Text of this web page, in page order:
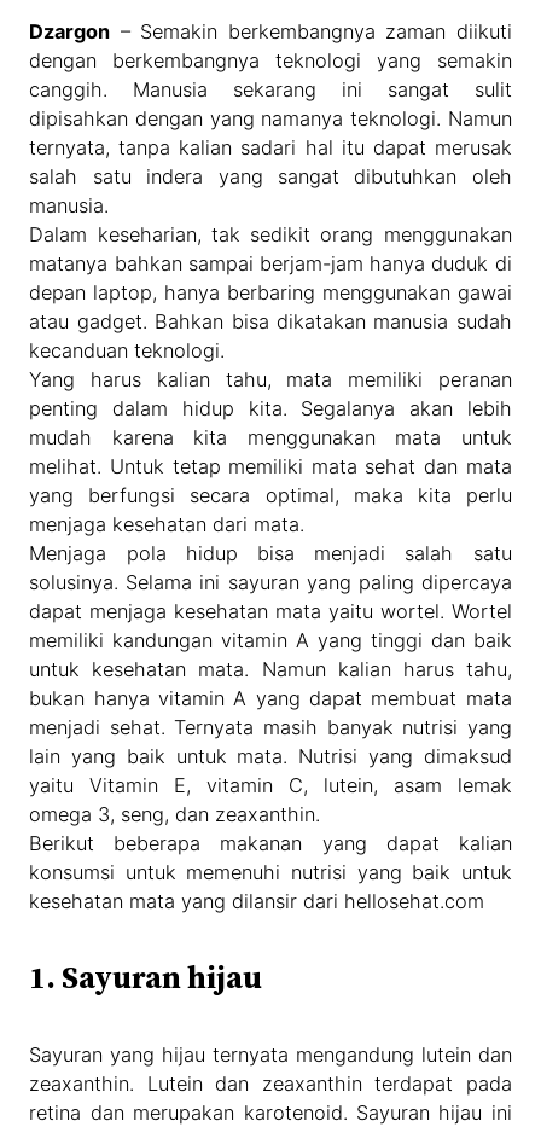
Dzargon – Semakin berkembangnya zaman diikuti
dengan berkembangnya teknologi yang semakin
canggih. Manusia sekarang ini sangat sulit
dipisahkan dengan yang namanya teknologi. Namun
ternyata, tanpa kalian sadari hal itu dapat merusak
salah satu indera yang sangat dibutuhkan oleh
manusia.
Dalam keseharian, tak sedikit orang menggunakan
matanya bahkan sampai berjam-jam hanya duduk di
depan laptop, hanya berbaring menggunakan gawai
atau gadget. Bahkan bisa dikatakan manusia sudah
kecanduan teknologi.
Yang harus kalian tahu, mata memiliki peranan
penting dalam hidup kita. Segalanya akan lebih
mudah karena kita menggunakan mata untuk
melihat. Untuk tetap memiliki mata sehat dan mata
yang berfungsi secara optimal, maka kita perlu
menjaga kesehatan dari mata.
Menjaga pola hidup bisa menjadi salah satu
solusinya. Selama ini sayuran yang paling dipercaya
dapat menjaga kesehatan mata yaitu wortel. Wortel
memiliki kandungan vitamin A yang tinggi dan baik
untuk kesehatan mata. Namun kalian harus tahu,
bukan hanya vitamin A yang dapat membuat mata
menjadi sehat. Ternyata masih banyak nutrisi yang
lain yang baik untuk mata. Nutrisi yang dimaksud
yaitu Vitamin E, vitamin C, lutein, asam lemak
omega 3, seng, dan zeaxanthin.
Berikut beberapa makanan yang dapat kalian
konsumsi untuk memenuhi nutrisi yang baik untuk
kesehatan mata yang dilansir dari hellosehat.com
1. Sayuran hijau
Sayuran yang hijau ternyata mengandung lutein dan
zeaxanthin. Lutein dan zeaxanthin terdapat pada
retina dan merupakan karotenoid. Sayuran hijau ini